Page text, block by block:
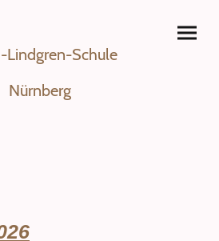
Lindgren-Schule
Nürnberg